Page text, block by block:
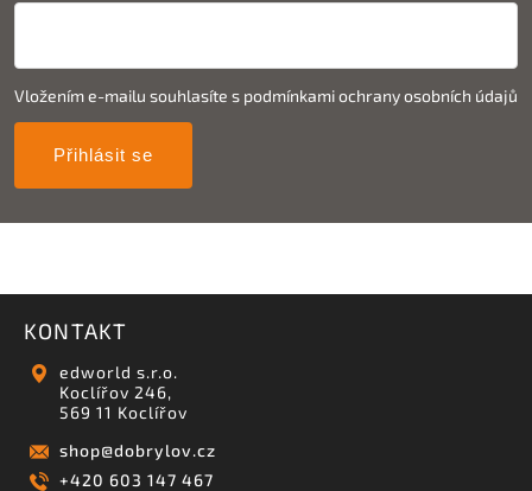
Vložením e-mailu souhlasíte s podmínkami ochrany osobních údajů
Přihlásit se
KONTAKT
edworld s.r.o.
Koclířov 246,
569 11 Koclířov
shop@dobrylov.cz
+420 603 147 467